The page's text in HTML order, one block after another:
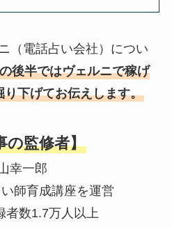
（電話占い会社）につい
後半ではヴェルニで稼げ
下げてお伝えします。
の監修者】
幸一郎
師育成講座を運営
者数1.7万人以上